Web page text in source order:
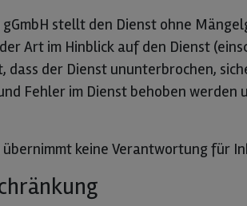
stellt den Dienst ohne
Art im Hinblick auf den Dienst
dass der Dienst ununterbrochen,
Fehler im Dienst behoben
keine Verantwortung für